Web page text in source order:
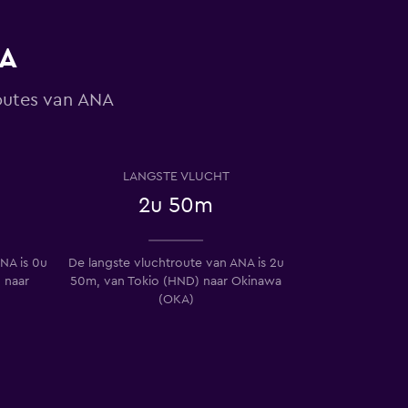
van ANA
LANGSTE VLUCHT
2u 50m
is 0u
naar
De langste vluchtroute van ANA is 2u
50m, van Tokio (HND) naar Okinawa
(OKA)